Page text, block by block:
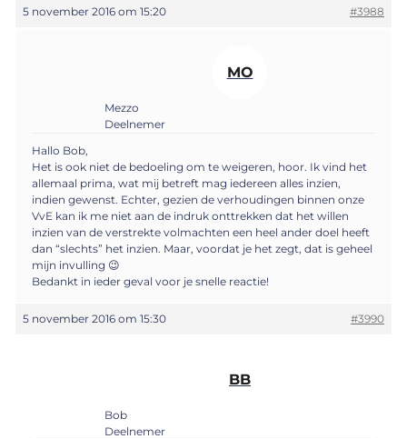
5 november 2016 om 15:20 #3988
MO
Mezzo
Deelnemer
Hallo Bob,
Het is ook niet de bedoeling om te weigeren, hoor. Ik vind het
allemaal prima, wat mij betreft mag iedereen alles inzien,
indien gewenst. Echter, gezien de verhoudingen binnen onze
VvE kan ik me niet aan de indruk onttrekken dat het willen
inzien van de verstrekte volmachten een heel ander doel heeft
dan “slechts” het inzien. Maar, voordat je het zegt, dat is geheel
mijn invulling 😉
Bedankt in ieder geval voor je snelle reactie!
5 november 2016 om 15:30 #3990
BB
Bob
Deelnemer